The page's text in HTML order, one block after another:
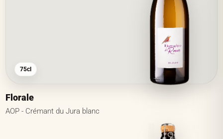
75cl
Florale
AOP - Crémant du Jura blanc